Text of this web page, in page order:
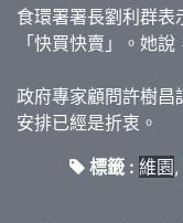
食環署署長劉利群表
「快買快賣」。她
政府專家顧問許樹昌
安排已經是折衷。
標籤 : 維園,